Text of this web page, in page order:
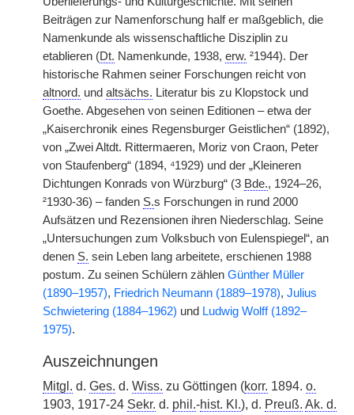
Beiträgen zur Namenforschung half er maßgeblich, die
Namenkunde als wissenschaftliche Disziplin zu
etablieren (Dt. Namenkunde, 1938, erw. ²1944). Der
historische Rahmen seiner Forschungen reicht von
altnord. und altsächs. Literatur bis zu Klopstock und
Goethe. Abgesehen von seinen Editionen – etwa der
„Kaiserchronik eines Regensburger Geistlichen“ (1892),
von „Zwei Altdt. Rittermaeren, Moriz von Craon, Peter
von Staufenberg“ (1894, ⁴1929) und der „Kleineren
Dichtungen Konrads von Würzburg“ (3 Bde., 1924–26,
²1930-36) – fanden S.s Forschungen in rund 2000
Aufsätzen und Rezensionen ihren Niederschlag. Seine
„Untersuchungen zum Volksbuch von Eulenspiegel“, an
denen S. sein Leben lang arbeitete, erschienen 1988
postum. Zu seinen Schülern zählen Günther Müller
(1890–1957), Friedrich Neumann (1889–1978), Julius
Schwietering (1884–1962) und Ludwig Wolff (1892–
1975).
Auszeichnungen
Mitgl. d. Ges. d. Wiss. zu Göttingen (korr. 1894. o.
1903, 1917-24 Sekr. d. phil.-hist. Kl.), d. Preuß. Ak. d.